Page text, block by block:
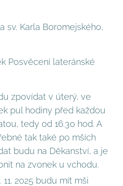
sv. Karla Boromejského,
Posvěcení lateránské
zpovídat v úterý, ve
pul hodiny před každou
tedy od 16.30 hod. A
tak také po mších
budu na Děkanství, a je
na zvonek u vchodu.
2025 budu mít mši